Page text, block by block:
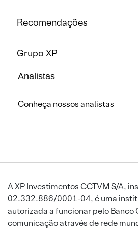
Recomendações
Grupo XP
Analistas
Conheça nossos analistas
A XP Investimentos CCTVM S/A,
02.332.886/0001-04, é uma
autorizada a funcionar pelo Banco
comunicação através de rede